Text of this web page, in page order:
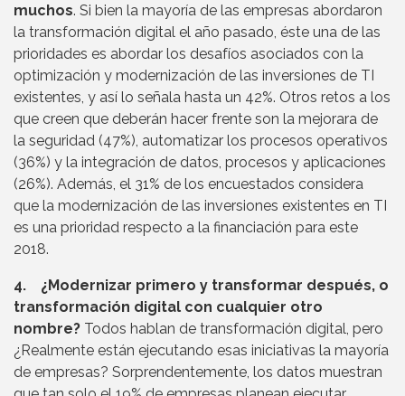
muchos. Si bien la mayoría de las empresas abordaron
la transformación digital el año pasado, éste una de las
prioridades es abordar los desafíos asociados con la
optimización y modernización de las inversiones de TI
existentes, y así lo señala hasta un 42%. Otros retos a los
que creen que deberán hacer frente son la mejorara de
la seguridad (47%), automatizar los procesos operativos
(36%) y la integración de datos, procesos y aplicaciones
(26%). Además, el 31% de los encuestados considera
que la modernización de las inversiones existentes en TI
es una prioridad respecto a la financiación para este
2018.
4. ¿Modernizar primero y transformar después, o
transformación digital con cualquier otro
nombre? Todos hablan de transformación digital, pero
¿Realmente están ejecutando esas iniciativas la mayoría
de empresas? Sorprendentemente, los datos muestran